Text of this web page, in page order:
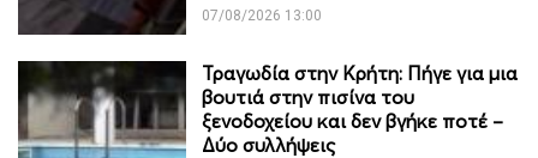
07/08/2026 13:00
Τραγωδία στην Κρήτη: Πήγε για μια
βουτιά στην πισίνα του
ξενοδοχείου και δεν βγήκε ποτέ –
Δύο συλλήψεις